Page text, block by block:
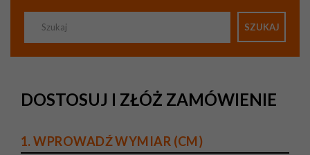
SZUKAJ
DOSTOSUJ I ZŁÓŻ ZAMÓWIENIE
1. WPROWADŹ WYMIAR (CM)